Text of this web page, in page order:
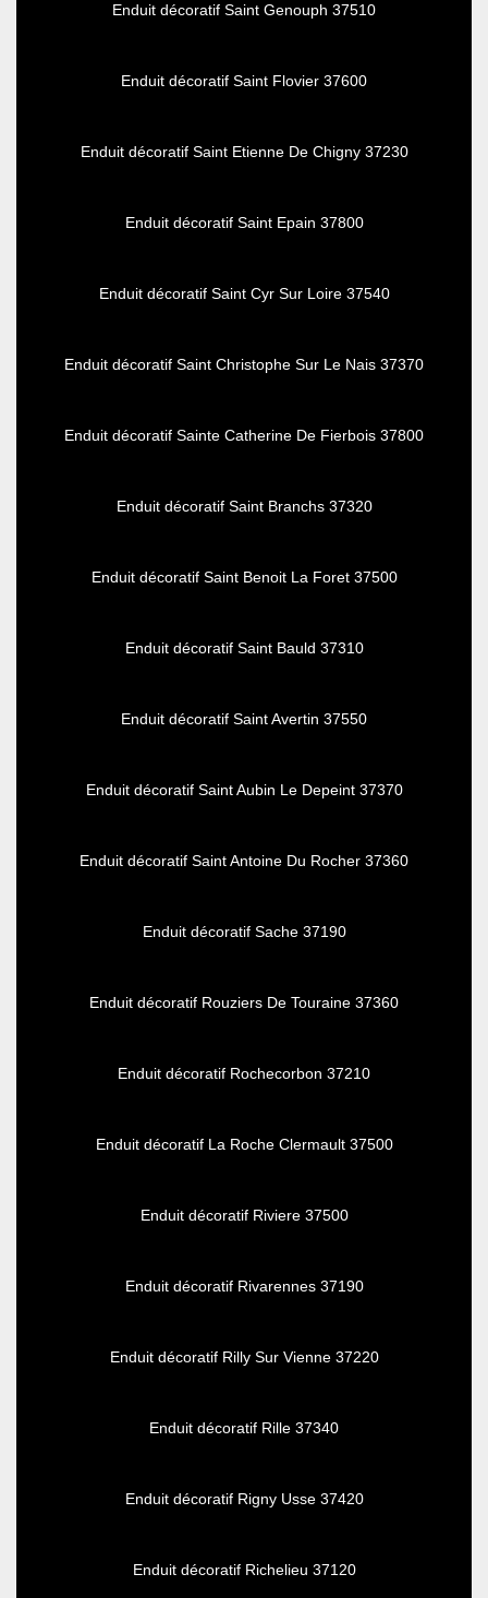
Enduit décoratif Saint Genouph 37510
Enduit décoratif Saint Flovier 37600
Enduit décoratif Saint Etienne De Chigny 37230
Enduit décoratif Saint Epain 37800
Enduit décoratif Saint Cyr Sur Loire 37540
Enduit décoratif Saint Christophe Sur Le Nais 37370
Enduit décoratif Sainte Catherine De Fierbois 37800
Enduit décoratif Saint Branchs 37320
Enduit décoratif Saint Benoit La Foret 37500
Enduit décoratif Saint Bauld 37310
Enduit décoratif Saint Avertin 37550
Enduit décoratif Saint Aubin Le Depeint 37370
Enduit décoratif Saint Antoine Du Rocher 37360
Enduit décoratif Sache 37190
Enduit décoratif Rouziers De Touraine 37360
Enduit décoratif Rochecorbon 37210
Enduit décoratif La Roche Clermault 37500
Enduit décoratif Riviere 37500
Enduit décoratif Rivarennes 37190
Enduit décoratif Rilly Sur Vienne 37220
Enduit décoratif Rille 37340
Enduit décoratif Rigny Usse 37420
Enduit décoratif Richelieu 37120